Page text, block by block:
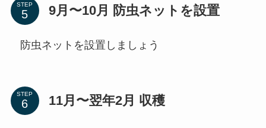
STEP 9月〜10月 防虫ネットを設置
防虫ネットを設置しましょう
STEP 11月〜翌年2月 収穫